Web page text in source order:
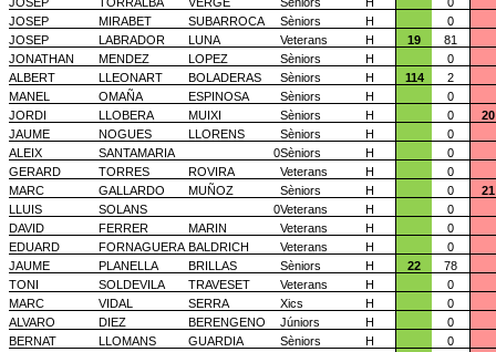
JOSEP
MIRABET SUBARROCA Sèniors H
0
JOSEP
LABRADOR LUNA Veterans H 19
81
JONATHAN
MENDEZ LOPEZ Sèniors H
0
ALBERT
LLEONART BOLADERAS Sèniors H 114
2
MANEL
OMAÑA ESPINOSA Sèniors H
0
JORDI
LLOBERA MUIXI Sèniors H 0
20
JAUME
NOGUES LLORENS Sèniors H
0
ALEIX
SANTAMARIA 0Sèniors H
0
GERARD
TORRES ROVIRA Veterans H
0
MARC
GALLARDO MUÑOZ Sèniors H 0
21
LLUIS
SOLANS 0Veterans H
0
DAVID
FERRER MARIN Veterans H
0
EDUARD
FORNAGUERA BALDRICH Veterans H
0
JAUME
PLANELLA BRILLAS Sèniors H 22
78
TONI
SOLDEVILA TRAVESET Veterans H
0
MARC
VIDAL SERRA Xics H
0
ALVARO
DIEZ BERENGENO Júniors H
0
BERNAT
LLOMANS GUARDIA Sèniors H
0